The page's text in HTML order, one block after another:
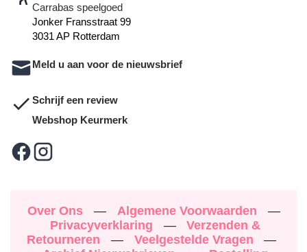
Carrabas speelgoed
Jonker Fransstraat 99
3031 AP Rotterdam
Meld u aan voor de nieuwsbrief
Schrijf een review
Webshop Keurmerk
Over Ons — Algemene Voorwaarden
—
Privacyverklaring
—
Verzenden &
Retourneren
— Veelgestelde Vragen
—